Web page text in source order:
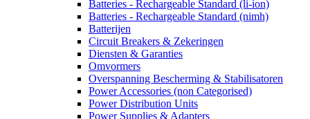
Batteries - Rechargeable Standard (li-ion)
Batteries - Rechargeable Standard (nimh)
Batterijen
Circuit Breakers & Zekeringen
Diensten & Garanties
Omvormers
Overspanning Bescherming & Stabilisatoren
Power Accessories (non Categorised)
Power Distribution Units
Power Supplies & Adapters